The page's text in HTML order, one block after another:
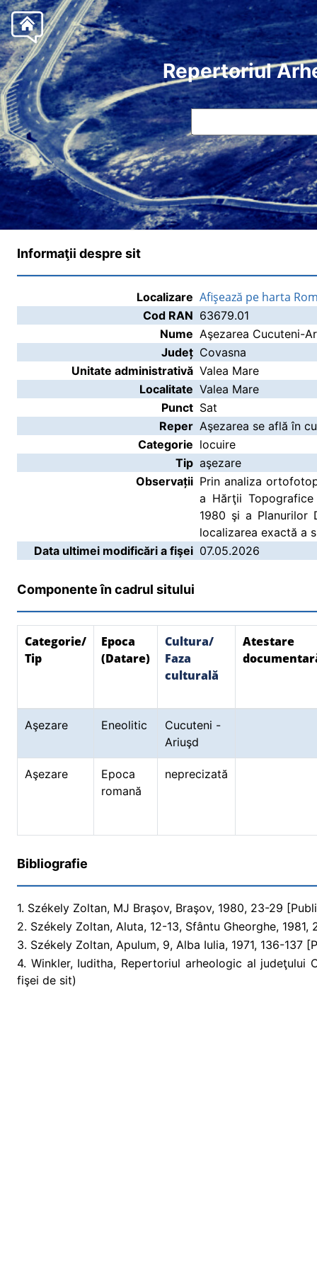
Repertoriul
Informaţii despre sit
Localizare Afişează pe harta
Cod RAN 63679.01
Nume Aşezarea Cucuteni-
Județ Covasna
Unitate administrativă Valea Mare
Localitate Valea Mare
Punct Sat
Reper Aşezarea se află în
Categorie locuire
Tip aşezare
Observații Prin analiza
a Hărţii
1980 şi a Planurilor
localizarea exactă a
Data ultimei modificări a fişei 07.05.2026
Componente în cadrul sitului
Categorie/
Tip
Epoca
(Datare)
Cultura/
Faza
culturală
Atestare
Aşezare Eneolitic
Cucuteni -
Ariuşd
Aşezare
Epoca
romană
neprecizată
Bibliografie
1. Székely Zoltan, MJ Braşov, Braşov, 1980, 23-29
2. Székely Zoltan, Aluta, 12-13, Sfântu Gheorghe,
3. Székely Zoltan, Apulum, 9, Alba Iulia, 1971, 136-137
4. Winkler, Iuditha, Repertoriul arheologic al judeţului
fişei de sit)